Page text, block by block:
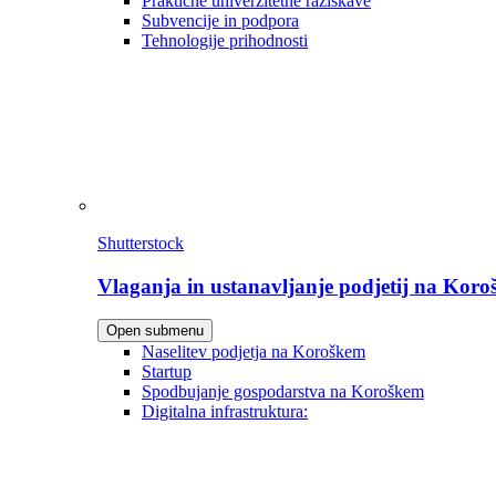
Subvencije in podpora
Tehnologije prihodnosti
Shutterstock
Vlaganja in ustanavljanje podjetij na
Open submenu
Naselitev podjetja na Koroškem
Startup
Spodbujanje gospodarstva na Koroškem
Digitalna infrastruktura: